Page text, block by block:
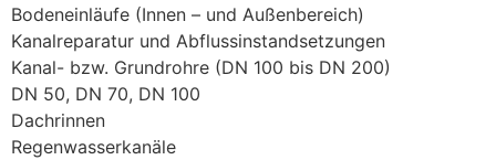
Bodeneinläufe (Innen – und Außenbereich)
Kanalreparatur und Abflussinstandsetzungen
Kanal- bzw. Grundrohre (DN 100 bis DN 200)
DN 50, DN 70, DN 100
Dachrinnen
Regenwasserkanäle